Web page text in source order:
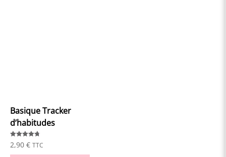
Basique Tracker
d’habitudes
Note
4.74
2,90 € TTC